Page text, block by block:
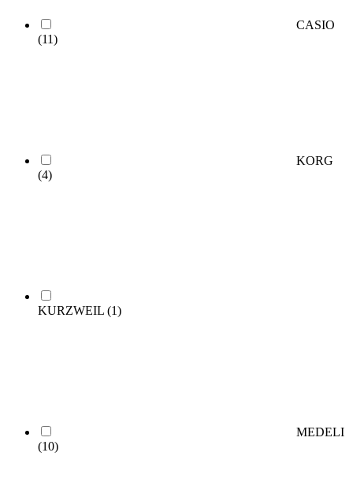
CASIO
(11)
KORG
(4)
KURZWEIL (1)
MEDELI
(10)